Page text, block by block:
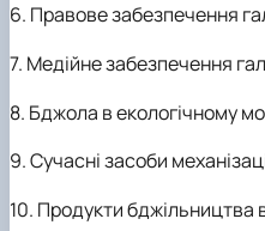
6. Правове забезпечення
7. Медійне забезпечення
8. Бджола в екологічному
9. Сучасні засоби
10. Продукти бджільництва